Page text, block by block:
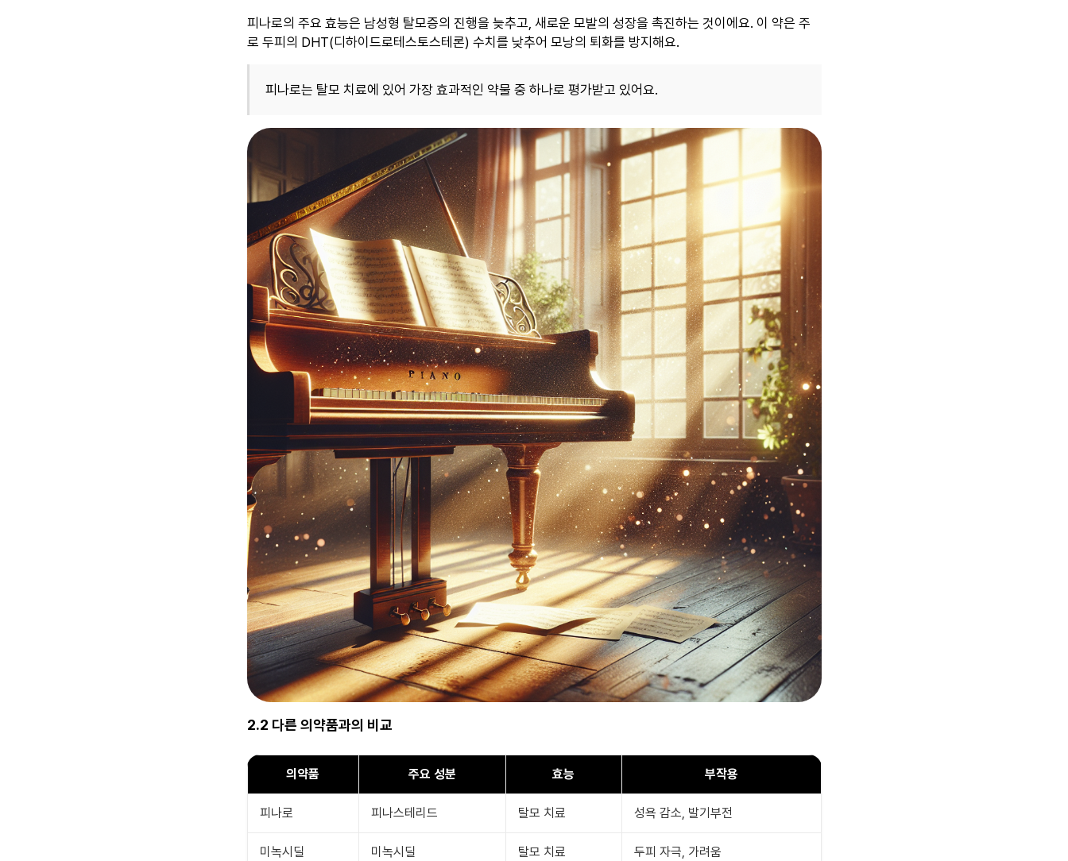
피나로의 주요 효능은 남성형 탈모증의 진행을 늦추고, 새로운 모발의 성장을 촉진하는 것이에요. 이 약은 주
로 두피의 DHT(디하이드로테스토스테론) 수치를 낮추어 모낭의 퇴화를 방지해요.
피나로는 탈모 치료에 있어 가장 효과적인 약물 중 하나로 평가받고 있어요.
2.2 다른 의약품과의 비교
의약품 주요 성분 효능 부작용
피나로 피나스테리드 탈모 치료 성욕 감소, 발기부전
미녹시딜 미녹시딜 탈모 치료 두피 자극, 가려움